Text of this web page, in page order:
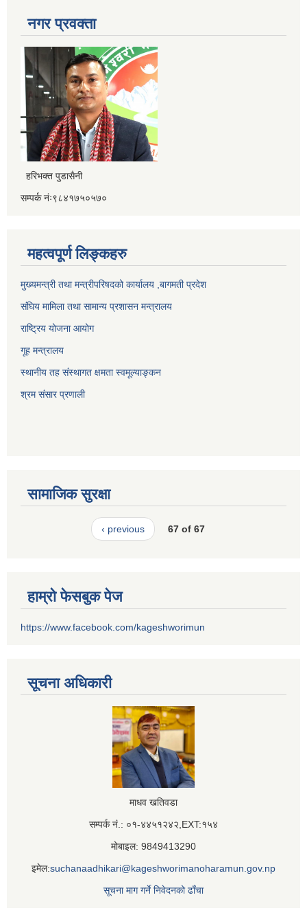
नगर प्रवक्ता
हरिभक्त पुडासैनी
सम्पर्क नंः९८४१७५०५७०
महत्वपूर्ण लिङ्कहरु
मुख्यमन्त्री तथा मन्त्रीपरिषदको कार्यालय ,बागमती प्रदेश
संघिय मामिला तथा सामान्य प्रशासन मन्त्रालय
राष्ट्रिय योजना आयोग
गूह मन्त्रालय
स्थानीय तह संस्थागत क्षमता स्वमूल्याङ्कन
श्रम संसार प्रणाली
सामाजिक सुरक्षा
‹ previous 67 of 67
हाम्रो फेसबुक पेज
https://www.facebook.com/kageshworimun
सूचना अधिकारी
माधव खतिवडा
सम्पर्क नं.: ०१-४४५१२४२,EXT:१५४
मोबाइल: 9849413290
इमेल:suchanaadhikari@kageshworimanoharamun.gov.np
सूचना माग गर्ने निवेदनको ढाँचा